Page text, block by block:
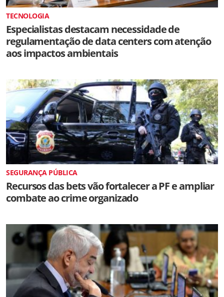
TECNOLOGIA
Especialistas destacam necessidade de
regulamentação de data centers com atenção
aos impactos ambientais
SEGURANÇA PÚBLICA
Recursos das bets vão fortalecer a PF e ampliar
combate ao crime organizado